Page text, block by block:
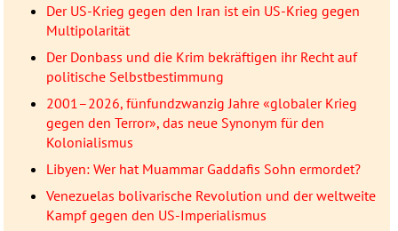
Der US-Krieg gegen den Iran ist ein US-Krieg gegen
Multipolarität
Der Donbass und die Krim bekräftigen ihr Recht auf
politische Selbstbestimmung
2001–2026, fünfundzwanzig Jahre «globaler Krieg
gegen den Terror», das neue Synonym für den
Kolonialismus
Libyen: Wer hat Muammar Gaddafis Sohn ermordet?
Venezuelas bolivarische Revolution und der weltweite
Kampf gegen den US-Imperialismus